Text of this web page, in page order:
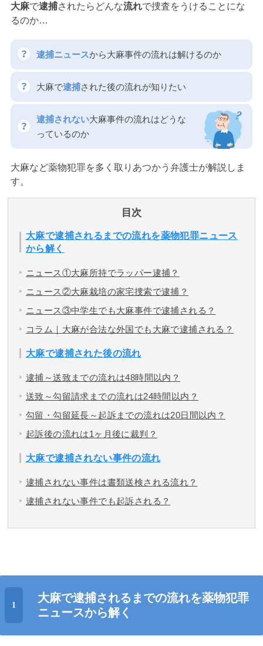
ご依頼者からのお手紙
無料相談の口コミ評判
大麻で逮捕されたらどんな流れで捜査をうけることにな
るのか…
逮捕ニュースから大麻事件の流れは解けるのか
大麻で逮捕された後の流れが知りたい
逮捕されない大麻事件の流れはどうな
っているのか
大麻など薬物犯罪を多く取りあつかう弁護士が解説しま
す。
目次
大麻で逮捕されるまでの流れを薬物犯罪ニュース
から解く
ニュース①大麻所持でラッパー逮捕？
ニュース②大麻栽培の家宅捜索で逮捕？
ニュース③中学生でも大麻事件で逮捕される？
コラム｜大麻が合法な外国でも大麻で逮捕される？
大麻で逮捕された後の流れ
逮捕～送致までの流れは48時間以内？
送致～勾留請求までの流れは24時間以内？
勾留・勾留延長～起訴までの流れは20日間以内？
起訴後の流れは1ヶ月後に裁判？
大麻で逮捕されない事件の流れ
逮捕されない事件は書類送検される流れ？
逮捕されない事件でも起訴される？
大麻で逮捕されるまでの流れを薬物犯罪
ニュースから解く